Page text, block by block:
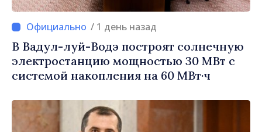
/ 1 день назад
В Вадул-луй-Водэ построят солнечную
электростанцию мощностью 30 МВт с
системой накопления на 60 МВт·ч